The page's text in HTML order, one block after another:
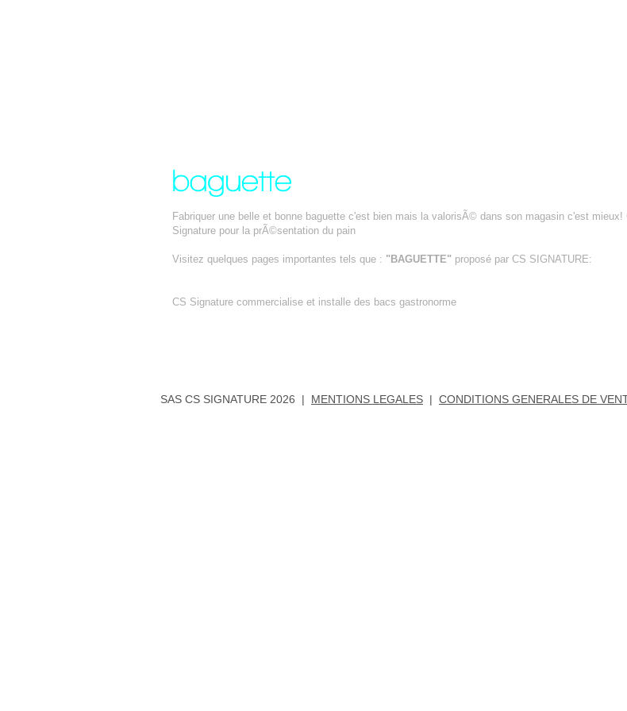
Fabriquer une belle et bonne baguette c'est bien mais la valorisÃ© dans son magasin c'est
Signature pour la prÃ©sentation du pain
Visitez quelques pages importantes tels que : "BAGUETTE" proposé par CS SIGNATURE:
CS Signature commercialise et installe des bacs gastronorme
SAS CS SIGNATURE 2026 | MENTIONS LEGALES | CONDITIONS GENERALES DE